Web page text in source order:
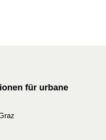
für urbane